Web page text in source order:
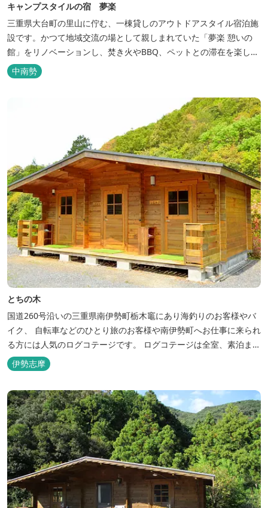
キャンプスタイルの宿 夢楽
三重県大台町の里山に佇む、一棟貸しのアウトドアスタイル宿泊施
設です。かつて地域交流の場として親しまれていた「夢楽 憩いの
館」をリノベーションし、焚き火やBBQ、ペットとの滞在を楽しめ
る“キャンプ気分”の宿として生まれ変わりました。 【営業時間】 チ
ェックイン 15：00（早めのチェックインご希望は予約時に要相
談） チェックアウト 9：00 【定休日】 不定休 【料金...
中南勢
とちの木
国道260号沿いの三重県南伊勢町栃木竈にあり海釣りのお客様やバ
イク、 自転車などのひとり旅のお客様や南伊勢町へお仕事に来られ
る方には人気のログコテージです。 ログコテージは全室、素泊まり
となっており、おひとり様限定のお部屋、お二人様限定のお部屋、
3名様から5名様限定のお部屋とあります。 お風呂やトイレは別棟
に完備。 国道260号向いには喫茶食事とちの木では、お食事もでき
人気のトンテ...
伊勢志摩